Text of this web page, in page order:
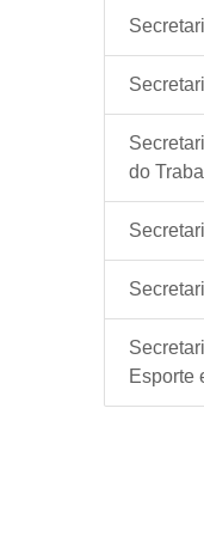
do
Esporte